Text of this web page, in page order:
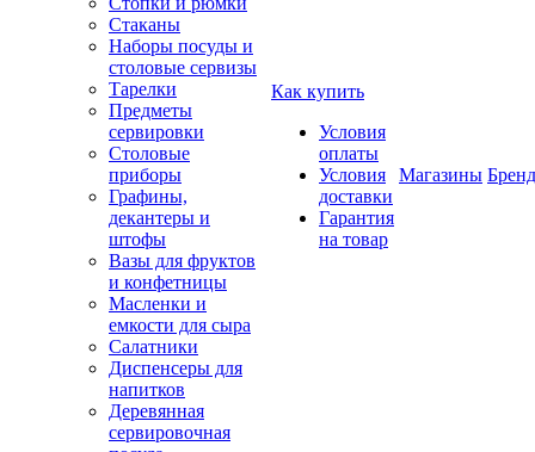
Стаканы
Наборы посуды и
столовые сервизы
Тарелки
Предметы
сервировки
Столовые
приборы
Графины,
декантеры и
штофы
Вазы для фруктов
и конфетницы
Масленки и
емкости для сыра
Салатники
Диспенсеры для
напитков
Деревянная
сервировочная
Как купить
Условия
оплаты
Условия
доставки
Гарантия
на товар
Магазины